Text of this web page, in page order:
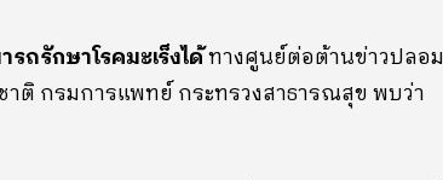
รถรักษาโรคมะเร็งได้ทางศูนย์ต่อต้านข่าวปลอม
ติ กรมการแพทย์ กระทรวงสาธารณสุข พบว่า